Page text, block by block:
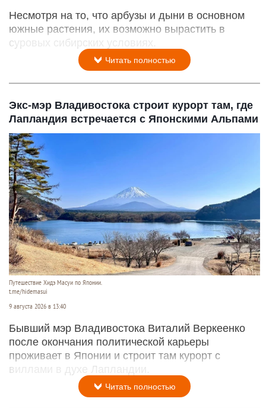
Несмотря на то, что арбузы и дыни в основном
южные растения, их возможно вырастить в
суровых сибирских условиях.
Читать полностью
Экс-мэр Владивостока строит курорт там, где
Лапландия встречается с Японскими Альпами
Путешествие Хидэ Масуи по Японии.
t.me/hidemasui
9 августа 2026 в 13:40
Бывший мэр Владивостока Виталий Веркеенко
после окончания политической карьеры
проживает в Японии и строит там курорт с
виллами в духе Лапландии.
Читать полностью